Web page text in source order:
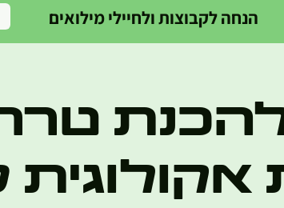
הנחה לקבוצות ולחיילי מילואים